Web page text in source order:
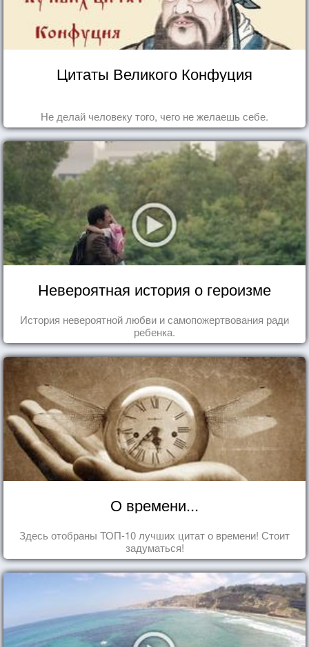
Цитаты Великого Конфуция
Не делай человеку того, чего не желаешь себе.
Невероятная история о героизме
История невероятной любви и самопожертвования ради
ребенка.
О времени...
Здесь отобраны ТОП-10 лучших цитат о времени! Стоит
задуматься!